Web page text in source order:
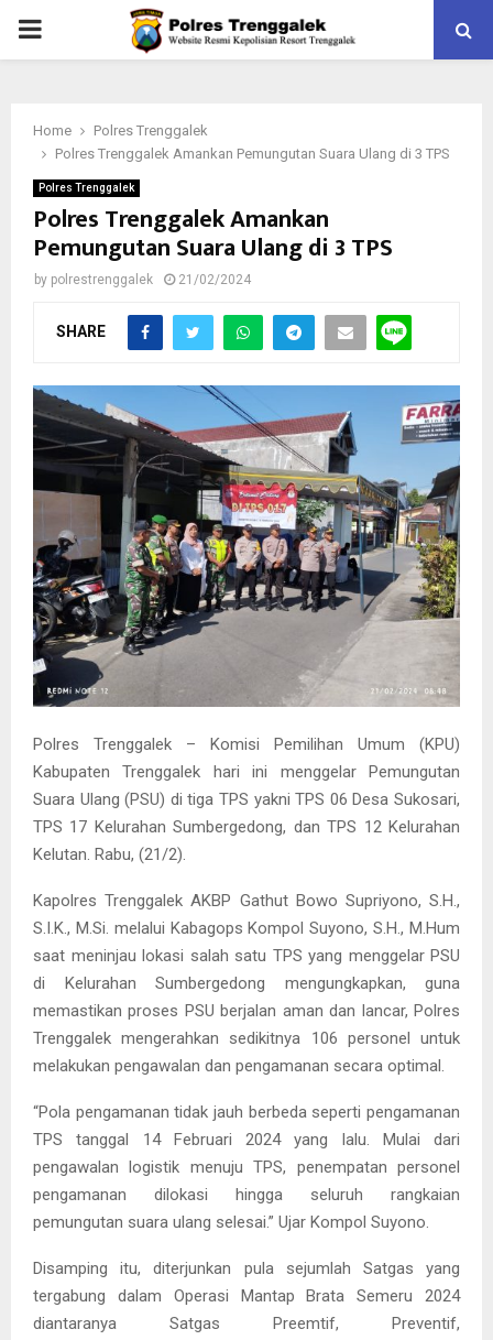
PRIMARY
Home
Polres Trenggalek
Polres Trenggalek Amankan Pemungutan Suara Ulang di 3 TPS
Polres Trenggalek
Polres Trenggalek Amankan
Pemungutan Suara Ulang di 3 TPS
by polrestrenggalek 21/02/2024
SHARE
Polres Trenggalek – Komisi Pemilihan Umum (KPU)
Kabupaten Trenggalek hari ini menggelar Pemungutan
Suara Ulang (PSU) di tiga TPS yakni TPS 06 Desa Sukosari,
TPS 17 Kelurahan Sumbergedong, dan TPS 12 Kelurahan
Kelutan. Rabu, (21/2).
Kapolres Trenggalek AKBP Gathut Bowo Supriyono, S.H.,
S.I.K., M.Si. melalui Kabagops Kompol Suyono, S.H., M.Hum
saat meninjau lokasi salah satu TPS yang menggelar PSU
di Kelurahan Sumbergedong mengungkapkan, guna
memastikan proses PSU berjalan aman dan lancar, Polres
Trenggalek mengerahkan sedikitnya 106 personel untuk
melakukan pengawalan dan pengamanan secara optimal.
“Pola pengamanan tidak jauh berbeda seperti pengamanan
TPS tanggal 14 Februari 2024 yang lalu. Mulai dari
pengawalan logistik menuju TPS, penempatan personel
pengamanan dilokasi hingga seluruh rangkaian
pemungutan suara ulang selesai.” Ujar Kompol Suyono.
Disamping itu, diterjunkan pula sejumlah Satgas yang
tergabung dalam Operasi Mantap Brata Semeru 2024
diantaranya Satgas Preemtif, Preventif,